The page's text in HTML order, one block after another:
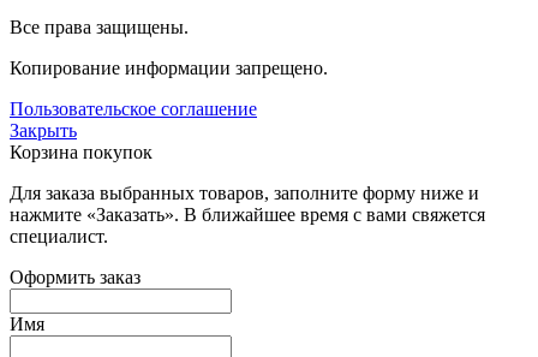
Все права защищены.
Копирование информации запрещено.
Пользовательское соглашение
Закрыть
Корзина покупок
Для заказа выбранных товаров, заполните форму ниже и
нажмите «Заказать». В ближайшее время с вами свяжется
специалист.
Оформить заказ
Имя